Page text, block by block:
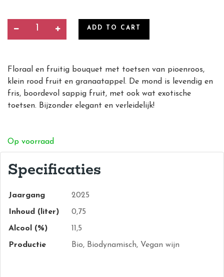
ADD TO CART
Floraal en fruitig bouquet met toetsen van pioenroos,
klein rood fruit en granaatappel. De mond is levendig en
fris, boordevol sappig fruit, met ook wat exotische
toetsen. Bijzonder elegant en verleidelijk!
Op voorraad
Specificaties
Jaargang 2025
Inhoud (liter) 0,75
Alcool (%) 11,5
Productie Bio, Biodynamisch, Vegan wijn